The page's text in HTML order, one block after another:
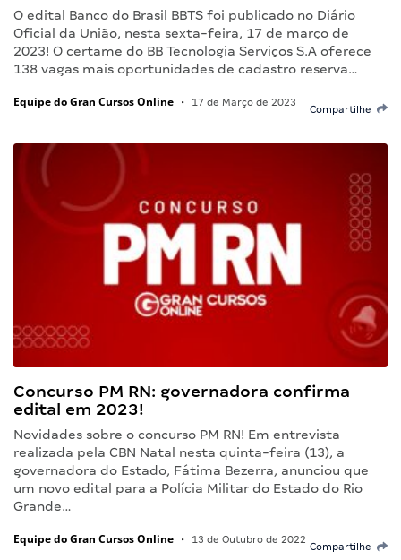
O edital Banco do Brasil BBTS foi publicado no Diário
Oficial da União, nesta sexta-feira, 17 de março de
2023! O certame do BB Tecnologia Serviços S.A oferece
138 vagas mais oportunidades de cadastro reserva…
Equipe do Gran Cursos Online • 17 de Março de 2023
Compartilhe
Concurso PM RN: governadora confirma
edital em 2023!
Novidades sobre o concurso PM RN! Em entrevista
realizada pela CBN Natal nesta quinta-feira (13), a
governadora do Estado, Fátima Bezerra, anunciou que
um novo edital para a Polícia Militar do Estado do Rio
Grande…
Equipe do Gran Cursos Online • 13 de Outubro de 2022
Compartilhe